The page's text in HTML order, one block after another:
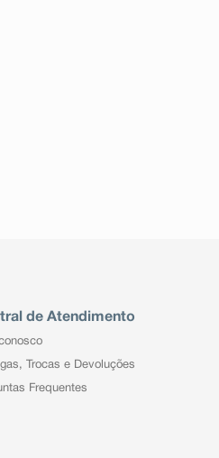
de Atendimento
Trocas e Devoluções
Frequentes